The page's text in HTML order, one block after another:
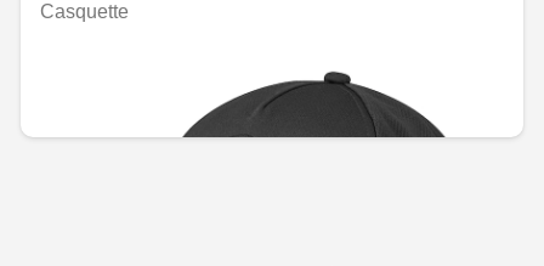
Casquette